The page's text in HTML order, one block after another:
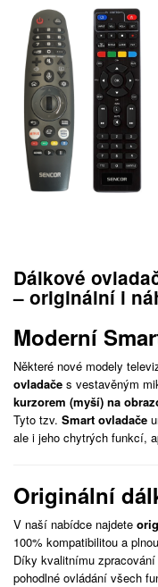
Dálkové
– originální i
Moderní
Některé nové modely
ovladače s vestavěným
kurzorem (myší) na
Tyto tzv. Smart ovladače
ale i jeho chytrých funkcí,
Originální
V naší nabídce najdete
100% kompatibilitou a
Díky kvalitnímu
pohodlné ovládání všech